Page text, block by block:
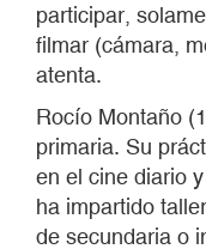
participar,
filmar (cámara,
atenta.
Rocío Montaño
primaria. Su
en el cine diario
ha impartido
de secundaria o